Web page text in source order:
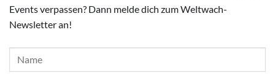
Events verpassen? Dann melde dich zum Weltwach-
Newsletter an!